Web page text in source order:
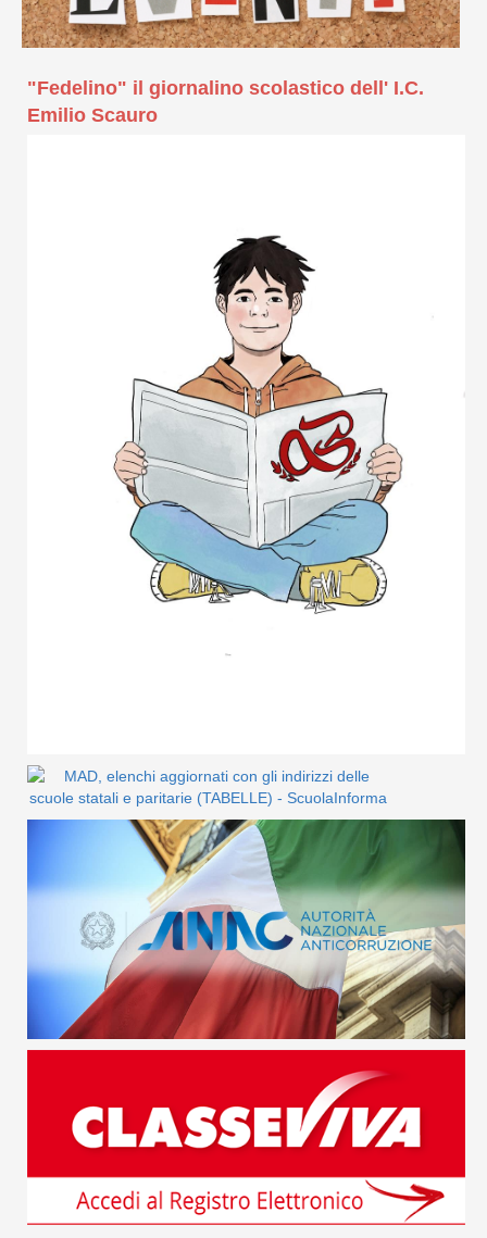
"Fedelino" il giornalino scolastico dell' I.C.
Emilio Scauro